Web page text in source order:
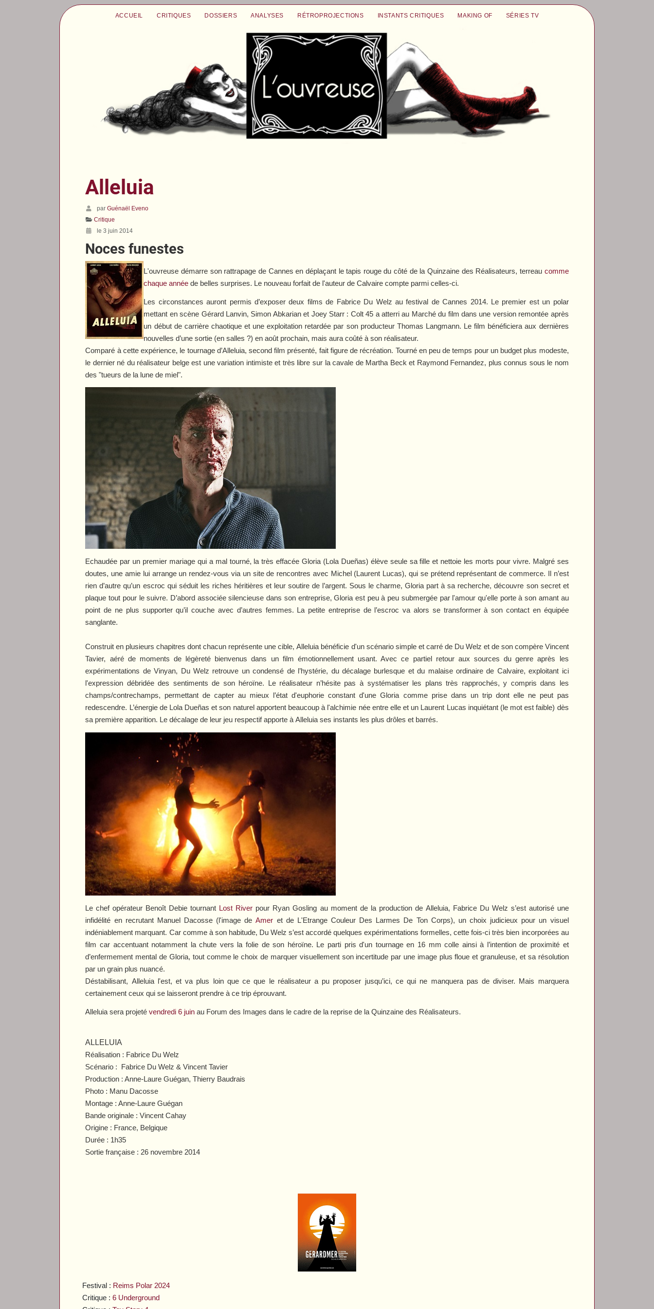
ACCUEIL CRITIQUES DOSSIERS ANALYSES RÉTROPROJECTIONS INSTANTS CRITIQUES MAKING OF SÉRIES TV
Festival : Reims Polar 2024
Critique :6 Underground
Alleluia
parGuénaël Eveno
Critique
le 3 juin 2014
Noces funestes
L'ouvreuse démarre son rattrapage de Cannes en déplaçant le tapis rouge du côté de la Quinzaine des Réalisateurs, terreau comme
chaque année de belles surprises. Le nouveau forfait de l'auteur deCalvaire compte parmi celles-ci.
Les circonstances auront permis d’exposer deux films de Fabrice Du Welz au festival de Cannes 2014. Le premier est un polar
mettant en scène Gérard Lanvin, Simon Abkarian et Joey Starr : Colt 45 a atterri au Marché du film dans une version remontée après
un début de carrière chaotique et une exploitation retardée par son producteur Thomas Langmann. Le film bénéficiera aux dernières
nouvelles d’une sortie (en salles ?) en août prochain, mais aura coûté à son réalisateur.
Comparé à cette expérience, le tournage d’Alleluia, second film présenté, fait figure de récréation. Tourné en peu de temps pour un budget plus modeste,
le dernier né du réalisateur belge est une variation intimiste et très libre sur la cavale de Martha Beck et Raymond Fernandez, plus connus sous le nom
des "tueurs de la lune de miel".
Echaudée par un premier mariage qui a mal tourné, la très effacée Gloria (Lola Dueñas) élève seule sa fille et nettoie les morts pour vivre. Malgré ses
doutes, une amie lui arrange un rendez-vous via un site de rencontres avec Michel (Laurent Lucas), qui se prétend représentant de commerce. Il n’est
rien d’autre qu’un escroc qui séduit les riches héritières et leur soutire de l’argent. Sous le charme, Gloria part à sa recherche, découvre son secret et
plaque tout pour le suivre. D’abord associée silencieuse dans son entreprise, Gloria est peu à peu submergée par l'amour qu'elle porte à son amant au
point de ne plus supporter qu’il couche avec d’autres femmes. La petite entreprise de l’escroc va alors se transformer à son contact en équipée
sanglante.
Construit en plusieurs chapitres dont chacun représente une cible,Alleluia bénéficie d'un scénario simple et carré de Du Welz et de son compère Vincent
Tavier, aéré de moments de légèreté bienvenus dans un film émotionnellement usant. Avec ce partiel retour aux sources du genre après les
expérimentations deVinyan, Du Welz retrouve un condensé de l’hystérie, du décalage burlesque et du malaise ordinaire de Calvaire, exploitant ici
l'expression débridée des sentiments de son héroïne. Le réalisateur n’hésite pas à systématiser les plans très rapprochés, y compris dans les
champs/contrechamps, permettant de capter au mieux l’état d'euphorie constant d'une Gloria comme prise dans un trip dont elle ne peut pas
redescendre. L’énergie de Lola Dueñas et son naturel apportent beaucoup à l'alchimie née entre elle et un Laurent Lucas inquiétant (le mot est faible) dès
sa première apparition. Le décalage de leur jeu respectif apporte àAlleluia ses instants les plus drôles et barrés.
Le chef opérateur Benoît Debie tournant Lost River pour Ryan Gosling au moment de la production de Alleluia, Fabrice Du Welz s’est autorisé une
infidélité en recrutant Manuel Dacosse (l'image deAmer et de L'Etrange Couleur Des Larmes De Ton Corps), un choix judicieux pour un visuel
indéniablement marquant. Car comme à son habitude, Du Welz s’est accordé quelques expérimentations formelles, cette fois-ci très bien incorporées au
film car accentuant notamment la chute vers la folie de son héroïne. Le parti pris d'un tournage en 16 mm colle ainsi à l’intention de proximité et
d’enfermement mental de Gloria, tout comme le choix de marquer visuellement son incertitude par une image plus floue et granuleuse, et sa résolution
par un grain plus nuancé.
Déstabilisant, Alleluial'est, et va plus loin que ce que le réalisateur a pu proposer jusqu’ici, ce qui ne manquera pas de diviser. Mais marquera
certainement ceux qui se laisseront prendre à ce trip éprouvant.
Alleluia sera projetévendredi 6 juin au Forum des Images dans le cadre de la reprise de la Quinzaine des Réalisateurs.
ALLELUIA
Réalisation : Fabrice Du Welz
Scénario : Fabrice Du Welz & Vincent Tavier
Production : Anne-Laure Guégan, Thierry Baudrais
Photo : Manu Dacosse
Montage : Anne-Laure Guégan
Bande originale : Vincent Cahay
Origine : France, Belgique
Durée : 1h35
Sortie française : 26 novembre 2014